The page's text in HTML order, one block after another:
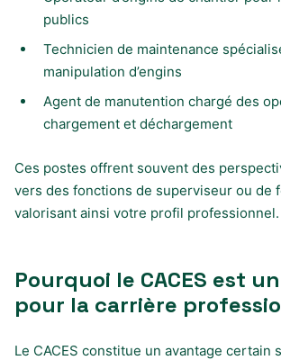
publics
Technicien de maintenance
manipulation d’engins
Agent de manutention chargé des
chargement et déchargement
Ces postes offrent souvent des
vers des fonctions de superviseur ou de
valorisant ainsi votre profil professionnel.
Pourquoi le CACES est
pour la carrière
Le CACES constitue un avantage certain